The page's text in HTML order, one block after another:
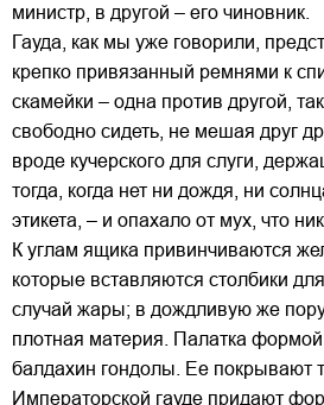
министр, в другой – его чиновник.
Гауда, как мы уже говорили,
крепко привязанный ремнями к
скамейки – одна против другой,
свободно сидеть, не мешая друг
вроде кучерского для слуги,
тогда, когда нет ни дождя, ни
этикета, – и опахало от мух, что
К углам ящика привинчиваются
которые вставляются столбики
случай жары; в дождливую же
плотная материя. Палатка
балдахин гондолы. Ее покрывают
Императорской гауде придают